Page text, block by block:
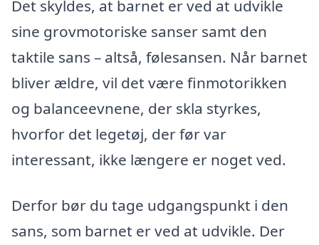
Det skyldes, at barnet er ved at udvikle
sine grovmotoriske sanser samt den
taktile sans – altså, følesansen. Når barnet
bliver ældre, vil det være finmotorikken
og balanceevnene, der skla styrkes,
hvorfor det legetøj, der før var
interessant, ikke længere er noget ved.
Derfor bør du tage udgangspunkt i den
sans, som barnet er ved at udvikle. Der